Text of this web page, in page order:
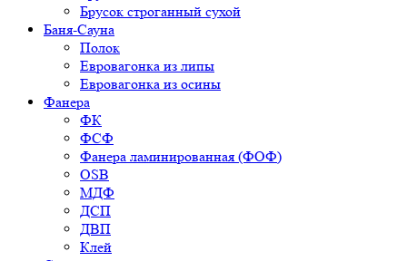
Брусок строганный сухой
Баня-Сауна
Полок
Евровагонка из липы
Евровагонка из осины
Фанера
ФК
ФСФ
Фанера ламинированная (ФОФ)
OSB
МДФ
ДСП
ДВП
Клей